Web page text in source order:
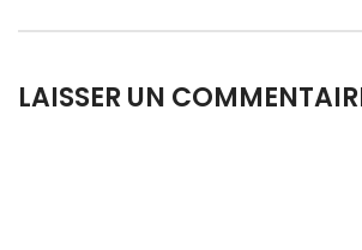
LAISSER UN